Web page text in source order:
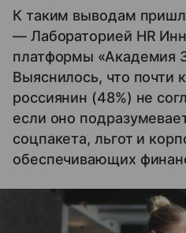
К таким выводам
— Лабораторией HR
платформы «Академия
Выяснилось, что почти
россиянин (48%) не
если оно
соцпакета, льгот и
обеспечивающих